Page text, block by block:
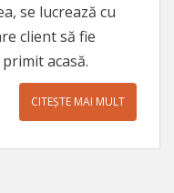
se lucrează cu
client să fie
acasă.
CITEȘTE MAI MULT